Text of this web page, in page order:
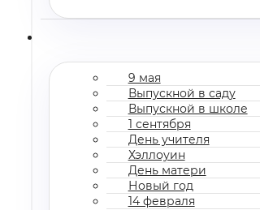
9 мая
Выпускной в саду
Выпускной в школе
1 сентября
День учителя
Хэллоуин
День матери
Новый год
14 февраля